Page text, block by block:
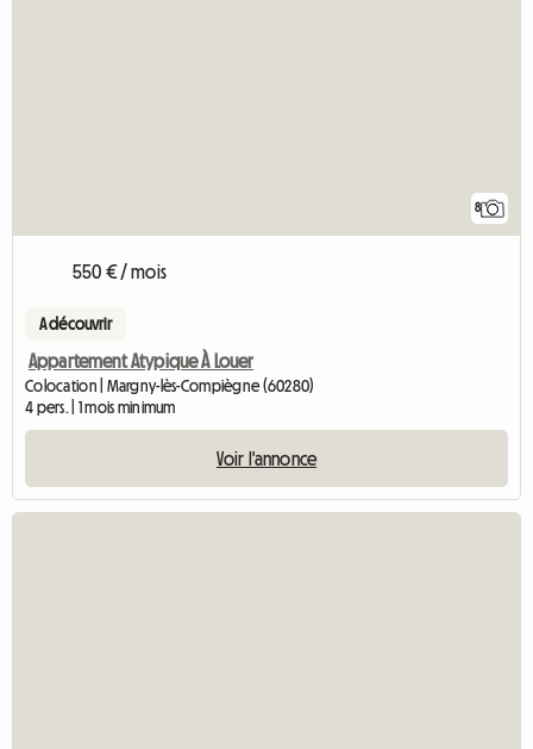
8
550 € / mois
A découvrir
Appartement Atypique À Louer
Colocation | Margny-lès-Compiègne (60280)
4 pers. | 1 mois minimum
Voir l'annonce